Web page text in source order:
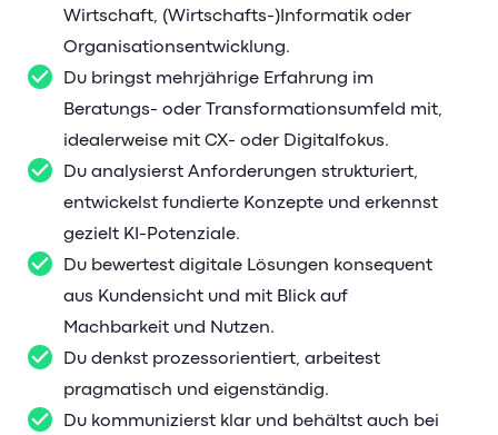
Wirtschaft, (Wirtschafts-)Informatik oder
Organisationsentwicklung.
Du bringst mehrjährige Erfahrung im
Beratungs- oder Transformationsumfeld mit,
idealerweise mit CX- oder Digitalfokus.
Du analysierst Anforderungen strukturiert,
entwickelst fundierte Konzepte und erkennst
gezielt KI-Potenziale.
Du bewertest digitale Lösungen konsequent
aus Kundensicht und mit Blick auf
Machbarkeit und Nutzen.
Du denkst prozessorientiert, arbeitest
pragmatisch und eigenständig.
Du kommunizierst klar und behältst auch bei